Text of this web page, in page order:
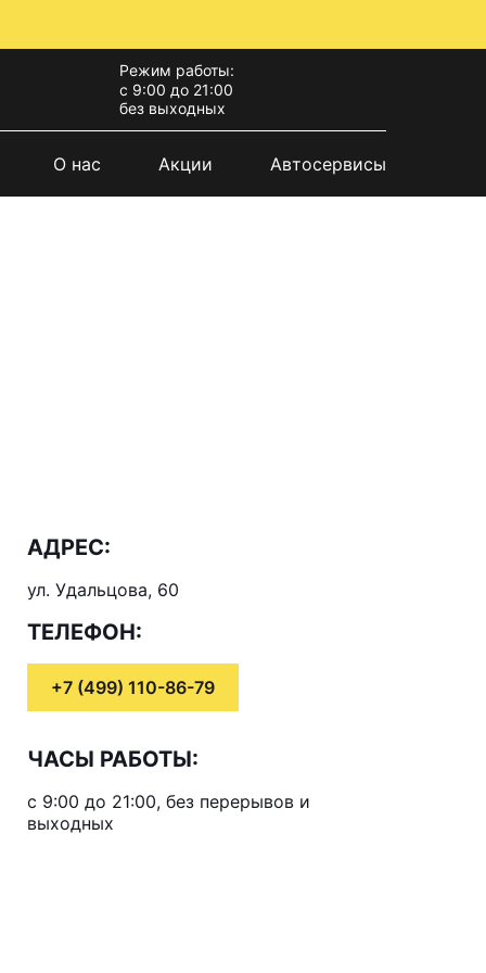
Режим работы:
с 9:00 до 21:00
без выходных
О нас Акции Автосервисы
АДРЕС:
ул. Удальцова, 60
ТЕЛЕФОН:
+7 (499) 110-86-79
ЧАСЫ РАБОТЫ:
с 9:00 до 21:00, без перерывов и
выходных